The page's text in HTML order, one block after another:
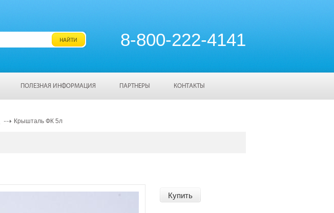
8-800-222-4141
ПОЛЕЗНАЯ ИНФОРМАЦИЯ ПАРТНЕРЫ КОНТАКТЫ
Крышталь ФК 5л
Купить